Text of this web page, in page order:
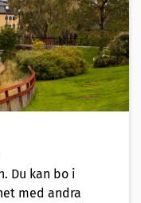
Du kan bo i
med andra